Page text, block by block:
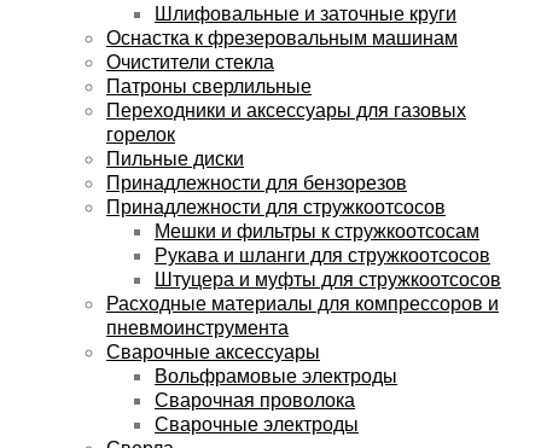
Шлифовальные и заточные круги
Оснастка к фрезеровальным машинам
Очистители стекла
Патроны сверлильные
Переходники и аксессуары для газовых
горелок
Пильные диски
Принадлежности для бензорезов
Принадлежности для стружкоотсосов
Мешки и фильтры к стружкоотсосам
Рукава и шланги для стружкоотсосов
Штуцера и муфты для стружкоотсосов
Расходные материалы для компрессоров и
пневмоинструмента
Сварочные аксессуары
Вольфрамовые электроды
Сварочная проволока
Сварочные электроды